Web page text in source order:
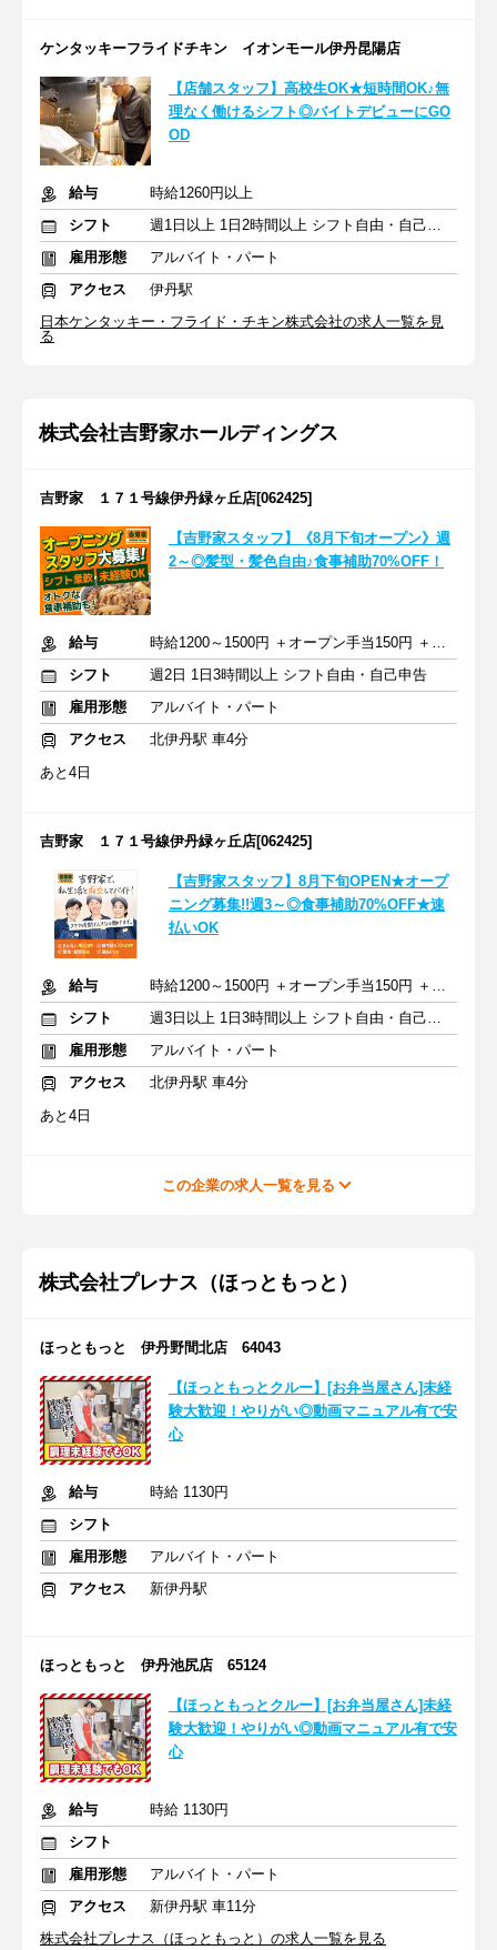
ケンタッキーフライドチキン イオンモール伊丹昆陽店
【店舗スタッフ】高校生OK★短時間OK♪無
理なく働けるシフト◎バイトデビューにGO
OD
給与
時給1260円以上
シフト
週1日以上 1日2時間以上 シフト自由・自己申告
雇用形態
アルバイト・パート
アクセス
伊丹駅
日本ケンタッキー・フライド・チキン株式会社の求人一覧を見
る
株式会社吉野家ホールディングス
吉野家 １７１号線伊丹緑ヶ丘店[062425]
【吉野家スタッフ】《8月下旬オープン》週
2～◎髪型・髪色自由♪食事補助70%OFF！
給与
時給1200～1500円 ＋オープン手当150円 ＋交通費全額支給
シフト
週2日 1日3時間以上 シフト自由・自己申告
雇用形態
アルバイト・パート
アクセス
北伊丹駅 車4分
あと4日
吉野家 １７１号線伊丹緑ヶ丘店[062425]
【吉野家スタッフ】8月下旬OPEN★オープ
ニング募集!!週3～◎食事補助70%OFF★速
払いOK
給与
時給1200～1500円 ＋オープン手当150円 ＋交通費全額支給
シフト
週3日以上 1日3時間以上 シフト自由・自己申告
雇用形態
アルバイト・パート
アクセス
北伊丹駅 車4分
あと4日
この企業の求人一覧を見る
株式会社プレナス（ほっともっと）
ほっともっと 伊丹野間北店 64043
【ほっともっとクルー】[お弁当屋さん]未経
験大歓迎！やりがい◎動画マニュアル有で安
心
給与
時給 1130円
シフト
雇用形態
アルバイト・パート
アクセス
新伊丹駅
ほっともっと 伊丹池尻店 65124
【ほっともっとクルー】[お弁当屋さん]未経
験大歓迎！やりがい◎動画マニュアル有で安
心
給与
時給 1130円
シフト
雇用形態
アルバイト・パート
アクセス
新伊丹駅 車11分
株式会社プレナス（ほっともっと）の求人一覧を見る